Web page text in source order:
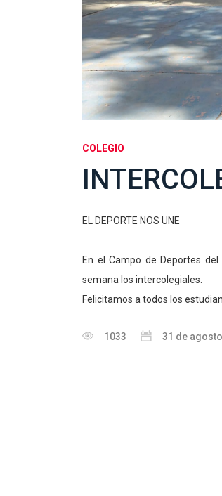
COLEGIO
EL DEPORTE NOS UNE
En el Campo de Deportes
semana los intercolegiales.
Felicitamos a todos los
1033 31 de